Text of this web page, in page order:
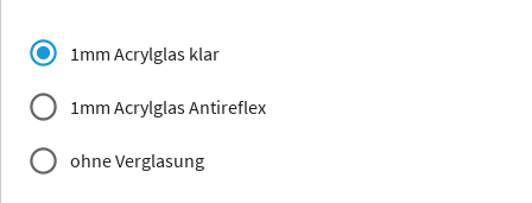
Jersey Dauphine
1mm Acrylglas klar
1mm Acrylglas Antireflex
ohne Verglasung